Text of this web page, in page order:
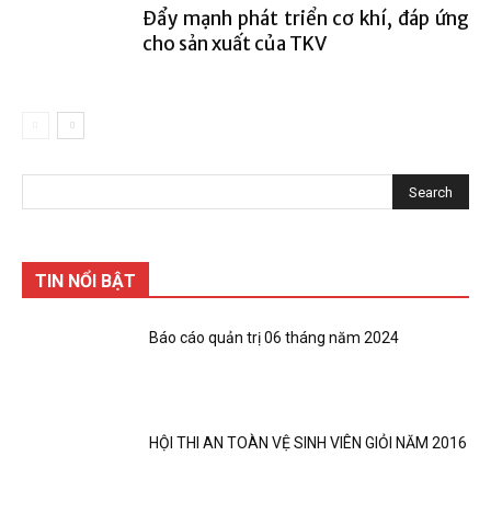
Đẩy mạnh phát triển cơ khí, đáp ứng
cho sản xuất của TKV
TIN NỔI BẬT
Báo cáo quản trị 06 tháng năm 2024
HỘI THI AN TOÀN VỆ SINH VIÊN GIỎI NĂM 2016